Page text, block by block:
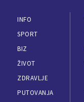
INFO
SPORT
BIZ
ŽIVOT
ZDRAVLJE
PUTOVANJA